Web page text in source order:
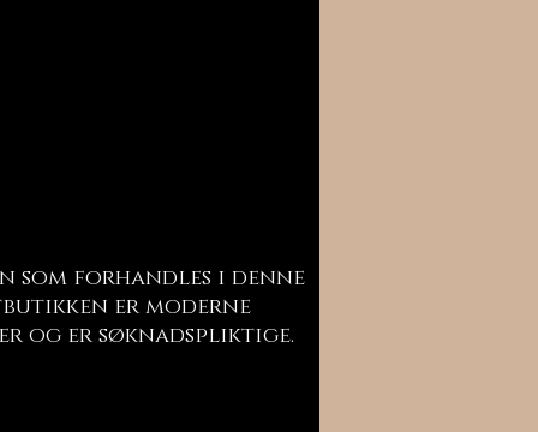
som forhandles i denne
er moderne
og er søknadspliktige.